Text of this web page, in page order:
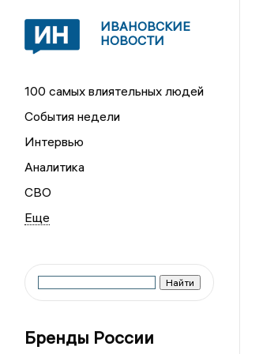
ИВАНОВСКИЕ
НОВОСТИ
100 самых влиятельных людей
События недели
Интервью
Аналитика
СВО
Бренды России